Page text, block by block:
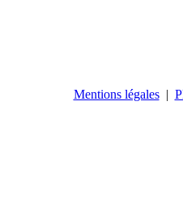
Mentions légales |